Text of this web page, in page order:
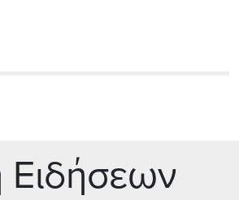
Ειδήσεων